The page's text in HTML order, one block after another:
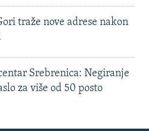
traže nove adrese nakon
Srebrenica: Negiranje
za više od 50 posto